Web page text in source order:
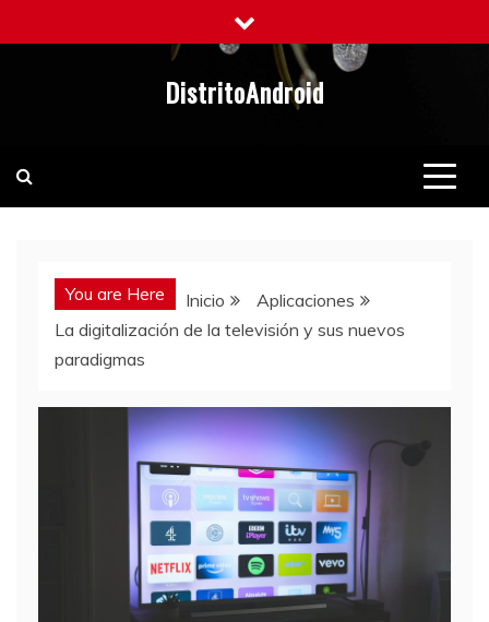
al
DistritoAndroid
You are Here Inicio
Aplicaciones
La digitalización de la televisión y sus nuevos
paradigmas